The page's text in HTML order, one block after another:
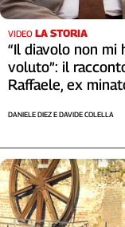
Basilicata
Calabria
Campania
Emilia-
Friuli
Giulia
Lazio
Liguria
Lombardia
VIDEO LA STORIA
“Il diavolo non mi
voluto”: il
Raffaele, ex
DANIELE DIEZ E DAVIDE COLELLA